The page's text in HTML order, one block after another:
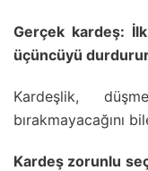
Gerçek kardeş:
üçüncüyü
Kardeşlik,
bırakmayacağını
Kardeş zorunlu